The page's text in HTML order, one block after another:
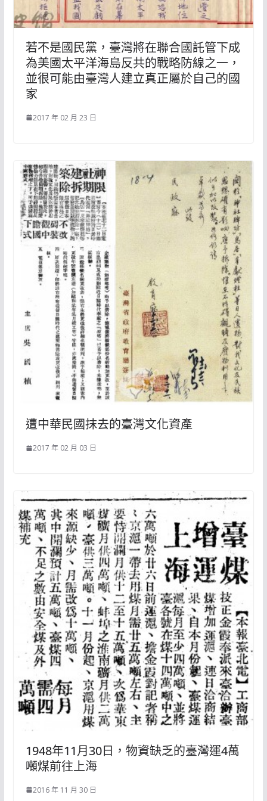
若不是國民黨，臺灣將在聯合國託管下成
為美國太平洋海島反共的戰略防線之一，
並很可能由臺灣人建立真正屬於自己的國
家
2017 年 02 月 23 日
遭中華民國抹去的臺灣文化資產
2017 年 02 月 03 日
1948年11月30日，物資缺乏的臺灣運4萬
噸煤前往上海
2016 年 11 月 30 日